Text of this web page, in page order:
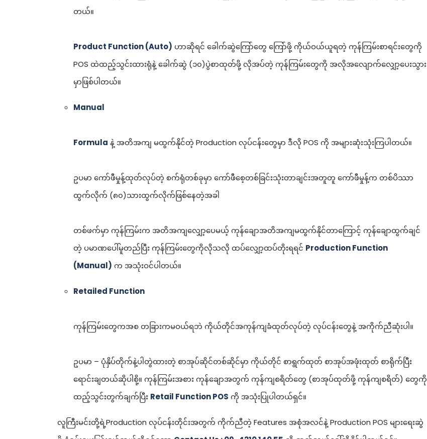
တယ်။
Product Function (Auto) ဟာဆိုရင် ခေါက်ဆွဲကြော်တွေ ကြော်ဖို့ ကိုယ်ဝယ်ယူရတဲ့ ကုန်ကြမ်းစာရင်းတွေကို
POS ထဲထည့်သွင်းထားရုံနဲ့ ခေါက်ဆွဲ (၁၀)ပွဲစာထုတ်ဖို့ လိုအပ်တဲ့ ကုန်ကြမ်းတွေကို အလိုအလျောက်လျှော့ပေးသွား
မှာဖြစ်ပါတယ်။
Manual
Formula နဲ့ အတိအကျ မထွက်နိုင်တဲ့ Production လုပ်ငန်းတွေမှာ ဒီလို POS ကို အများဆုံးသုံးကြပါတယ်။
ဥပမာ ကော်ဖီမှုန့်ထုတ်လုပ်တဲ့ စက်ရုံတစ်ခုမှာ ကော်ဖီစေ့တစ်ခြင်းသုံးတာချင်းအတူတူ ကော်ဖီမှုန့်က တစ်ပိဿာ
ထွက်လိုက် (၈၀)သားထွက်လိုက်ဖြစ်နေတဲ့အခါ
တစ်ဖက်မှာ ကုန်ကြမ်းက အတိအကျလျှော့ပေမယ့် ကုန်ချောအတိအကျမထွက်နိုင်တာကြောင့် ကုန်ချောထွက်ချင်
တဲ့ ပမာဏပေါ်မူတည်ပြီး ကုန်ကြမ်းတွေကိုလိုသလို ထပ်လျှော့ထပ်တိုးရရင် Production Function
(Manual) က အသုံးဝင်ပါတယ်။
Retailed Function
ကုန်ကြမ်းတွေကအစ တခြားကမဝယ်ရဘဲ ကိုယ်တိုင်အကုန်ကျခံထုတ်လုပ်တဲ့ လုပ်ငန်းတွေနဲ့ အကိုက်ညီဆုံးပါ။
ဥပမာ – ပုံနှိပ်တိုက်နဲ့ပါတွဲထားတဲ့ စာအုပ်ဆိုင်တစ်ဆိုင်မှာ ကိုယ်တိုင် စာရွက်ထုတ် စာအုပ်အဖုံးထုတ် စာရိုက်ပြီး
ရောင်းချတယ်ဆိုပါစို့။ ကုန်ကြမ်းအစား ကုန်ချောအတွက် ကုန်ကျစရိတ်တွေ (စာအုပ်ထုတ်ဖို့ ကုန်ကျစရိတ်) တွေကို
ထည့်သွင်းတွက်ချက်ပြီး Retail Function POS ကို အသုံးပြုပါတယ်ရှင်။
လူကြီးမင်းတို့ရဲ့Production လုပ်ငန်းတိုင်းအတွက် ကိုက်ညီတဲ့ Features အစုံအလင်နဲ့ Production POS များရေးဆွဲ